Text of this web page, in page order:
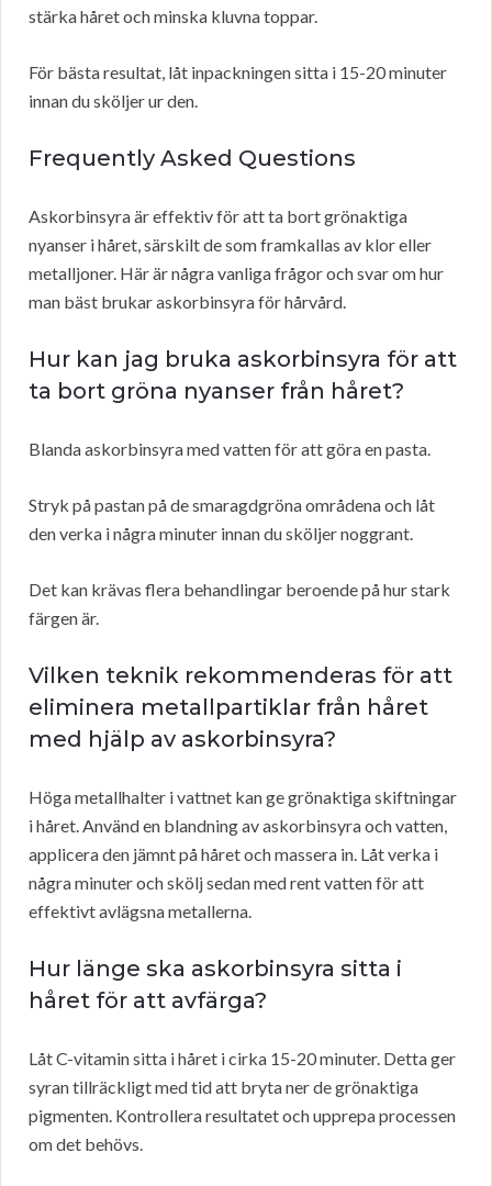
stärka håret och minska kluvna toppar.
För bästa resultat, låt inpackningen sitta i 15-20 minuter
innan du sköljer ur den.
Frequently Asked Questions
Askorbinsyra är effektiv för att ta bort grönaktiga
nyanser i håret, särskilt de som framkallas av klor eller
metalljoner. Här är några vanliga frågor och svar om hur
man bäst brukar askorbinsyra för hårvård.
Hur kan jag bruka askorbinsyra för att
ta bort gröna nyanser från håret?
Blanda askorbinsyra med vatten för att göra en pasta.
Stryk på pastan på de smaragdgröna områdena och låt
den verka i några minuter innan du sköljer noggrant.
Det kan krävas flera behandlingar beroende på hur stark
färgen är.
Vilken teknik rekommenderas för att
eliminera metallpartiklar från håret
med hjälp av askorbinsyra?
Höga metallhalter i vattnet kan ge grönaktiga skiftningar
i håret. Använd en blandning av askorbinsyra och vatten,
applicera den jämnt på håret och massera in. Låt verka i
några minuter och skölj sedan med rent vatten för att
effektivt avlägsna metallerna.
Hur länge ska askorbinsyra sitta i
håret för att avfärga?
Låt C-vitamin sitta i håret i cirka 15-20 minuter. Detta ger
syran tillräckligt med tid att bryta ner de grönaktiga
pigmenten. Kontrollera resultatet och upprepa processen
om det behövs.